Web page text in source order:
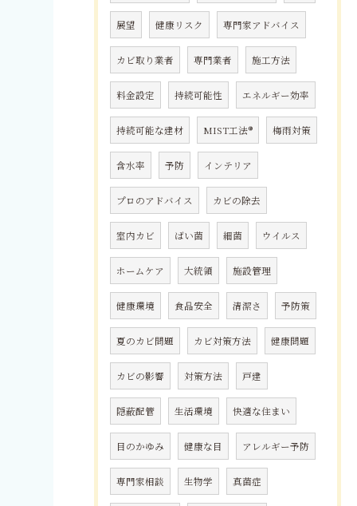
展望 健康リスク 専門家アドバイス
カビ取り業者 専門業者 施工方法
料金設定 持続可能性 エネルギー効率
持続可能な建材 MIST工法® 梅雨対策
含水率 予防 インテリア
プロのアドバイス カビの除去
室内カビ ばい菌 細菌 ウイルス
ホームケア 大統領 施設管理
健康環境 食品安全 清潔さ 予防策
夏のカビ問題 カビ対策方法 健康問題
カビの影響 対策方法 戸建
隠蔽配管 生活環境 快適な住まい
目のかゆみ 健康な目 アレルギー予防
専門家相談 生物学 真菌症